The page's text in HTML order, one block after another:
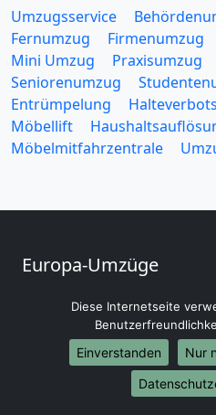
Umzugsservice
Fernumzug
Firmenumzug
Mini Umzug
Praxisumzug
Seniorenumzug
Entrümpelung
Möbellift
Möbelmitfahrzentrale
Europa-Umzüge
Umzug von Saarbrücken
Umzug von Saarbrücken
Umzug von Saarbrücken
Umzug von Saarbrücken
Umzug von Saarbrücken
Diese Internetseite
Einverstanden
Nur